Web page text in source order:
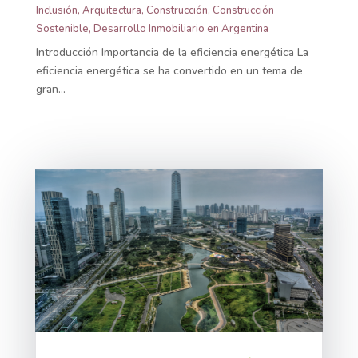
Inclusión, Arquitectura, Construcción, Construcción
Sostenible, Desarrollo Inmobiliario en Argentina
Introducción Importancia de la eficiencia energética La
eficiencia energética se ha convertido en un tema de
gran...